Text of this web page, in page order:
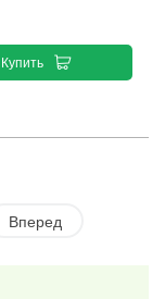
Купить
Вперед